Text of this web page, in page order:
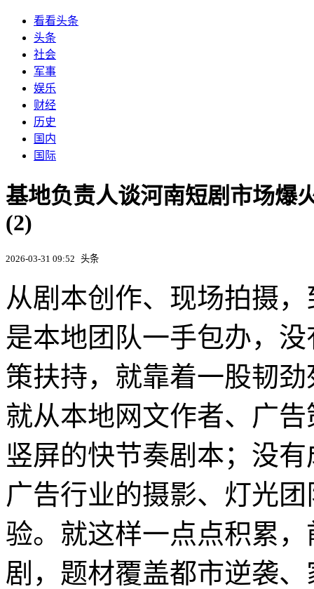
看看头条
头条
社会
军事
娱乐
财经
历史
国内
国际
基地负责人谈河南短剧市场爆
(2)
2026-03-31 09:52 头条
从剧本创作、现场拍摄
是本地团队一手包办，
策扶持，就靠着一股韧
就从本地网文作者、广
竖屏的快节奏剧本；没
广告行业的摄影、灯光
验。就这样一点点积累
剧，题材覆盖都市逆袭